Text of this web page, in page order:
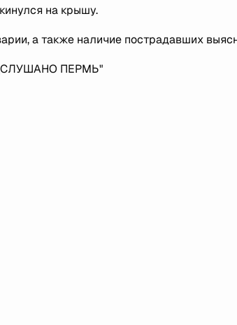
на крышу.
а также наличие пострадавших
ПЕРМЬ"